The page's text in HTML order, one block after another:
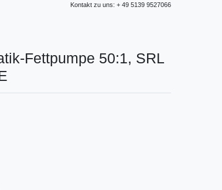
Kontakt zu uns: + 49 5139 9527066
Fettpumpe 50:1, SRL